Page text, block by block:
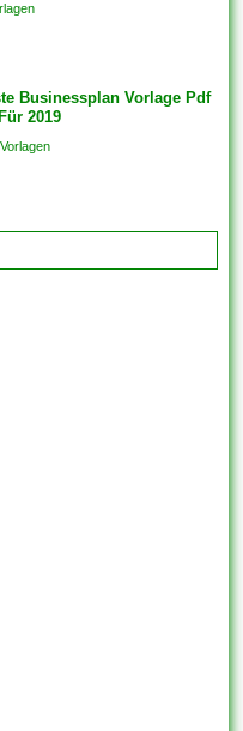
Businessplan Vorlage Pdf
2019